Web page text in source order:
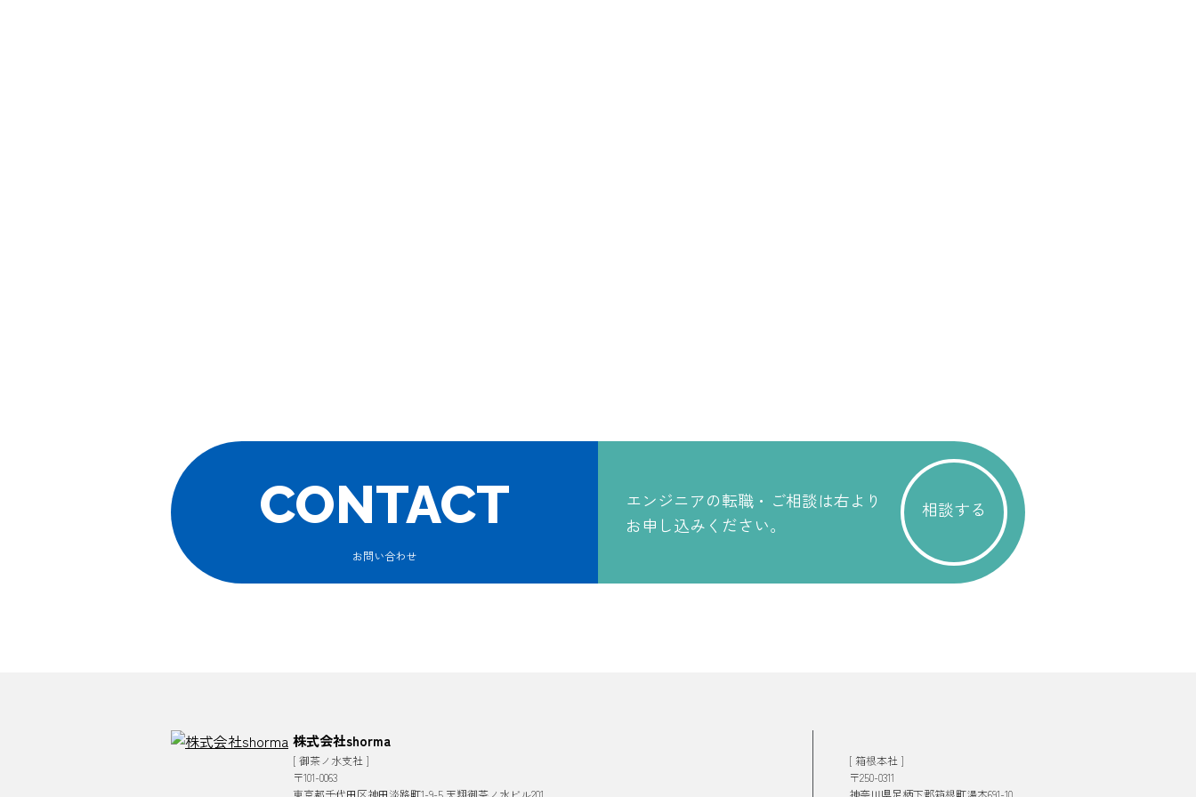
CONTACT
お問い合わせ
エンジニアの転職・ご相談は右より
お申し込みください。
相談する
株式会社shorma
[ 御茶ノ水支社 ]
〒101-0063
東京都千代田区神田淡路町1-9-5 天翔御茶ノ水ビル201
[ 箱根本社 ]
〒250-0311
神奈川県足柄下郡箱根町湯本691-10